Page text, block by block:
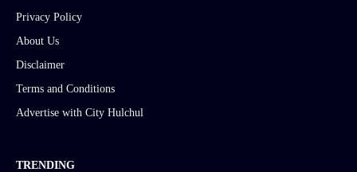
Privacy Policy
About Us
Disclaimer
Terms and Conditions
Advertise with City Hulchul
TRENDING